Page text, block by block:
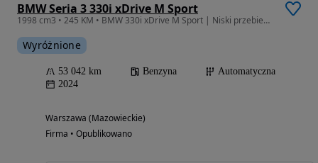
BMW Seria 3 330i xDrive M Sport
1998 cm3 • 245 KM • BMW 330i xDrive M Sport | Niski przebieg | Pierwszy właściciel
Wyróżnione
53 042 km Benzyna
Automatyczna
2024
Warszawa (Mazowieckie)
Firma • Opublikowano